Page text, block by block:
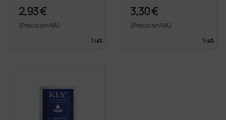
2,93 €
(Precio sin IVA)
1 ud.
3,30 €
(Precio sin IVA)
1 ud.